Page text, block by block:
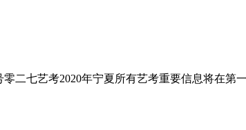
二七艺考2020年宁夏所有艺考重要信息将在第